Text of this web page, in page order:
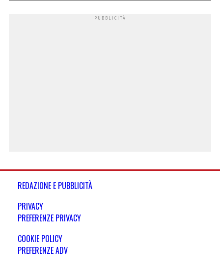
REDAZIONE E PUBBLICITÀ
PRIVACY
PREFERENZE PRIVACY
COOKIE POLICY
PREFERENZE ADV